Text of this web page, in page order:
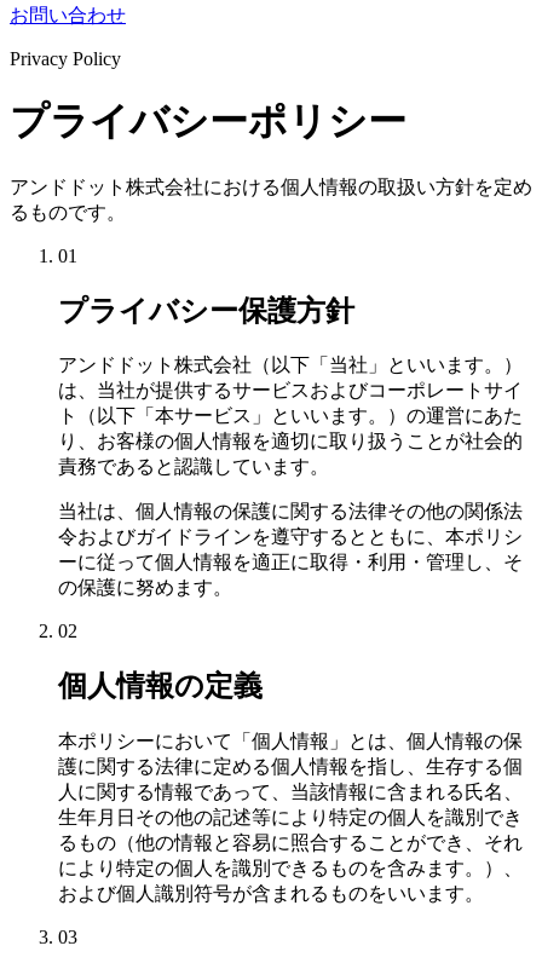
お問い合わせ
Privacy Policy
プライバシーポリシー
アンドドット株式会社における個人情報の取扱い方針を定め
るものです。
01
プライバシー保護方針
アンドドット株式会社（以下「当社」といいます。）
は、当社が提供するサービスおよびコーポレートサイ
ト（以下「本サービス」といいます。）の運営にあた
り、お客様の個人情報を適切に取り扱うことが社会的
責務であると認識しています。
当社は、個人情報の保護に関する法律その他の関係法
令およびガイドラインを遵守するとともに、本ポリシ
ーに従って個人情報を適正に取得・利用・管理し、そ
の保護に努めます。
02
個人情報の定義
本ポリシーにおいて「個人情報」とは、個人情報の保
護に関する法律に定める個人情報を指し、生存する個
人に関する情報であって、当該情報に含まれる氏名、
生年月日その他の記述等により特定の個人を識別でき
るもの（他の情報と容易に照合することができ、それ
により特定の個人を識別できるものを含みます。）、
および個人識別符号が含まれるものをいいます。
03